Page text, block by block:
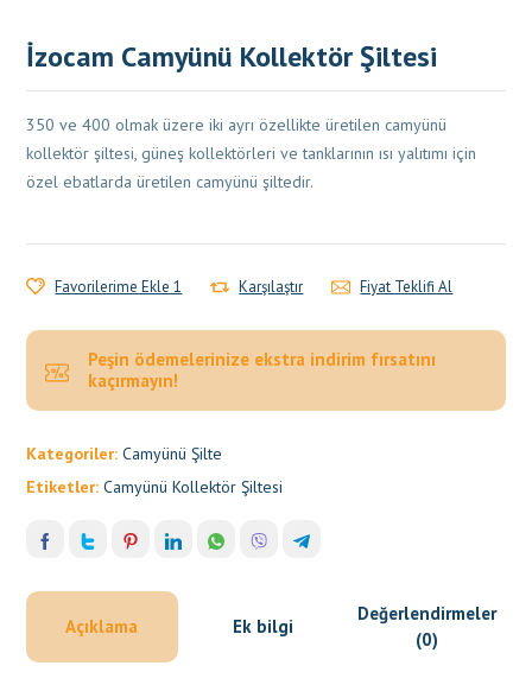
İzocam Camyünü Kollektör Şiltesi
350 ve 400 olmak üzere iki ayrı özellikte üretilen camyünü
kollektör şiltesi, güneş kollektörleri ve tanklarının ısı yalıtımı için
özel ebatlarda üretilen camyünü şiltedir.
Favorilerime Ekle 1 Karşılaştır Fiyat Teklifi Al
Peşin ödemelerinize ekstra indirim fırsatını
kaçırmayın!
Kategoriler:Camyünü Şilte
Etiketler:Camyünü Kollektör Şiltesi
Açıklama Ek bilgi
Değerlendirmeler
(0)